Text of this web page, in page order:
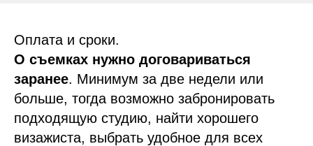
Оплата и сроки.
О съемках нужно договариваться
заранее. Минимум за две недели или
больше, тогда возможно забронировать
подходящую студию, найти хорошего
визажиста, выбрать удобное для всех